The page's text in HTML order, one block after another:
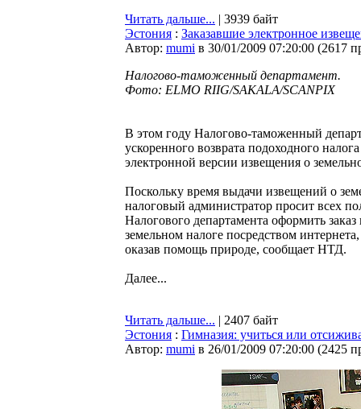
Читать дальше... | 3939 байт
Эстония : Заказавшие электронное
Автор: mumi в 30/01/2009 07:20:00 (2617
Налогово-таможенный департамент.
Фото: ELMO RIIG/SAKALA/SCANPIX
В этом году Налогово-таможенный
ускоренного возврата подоходного
электронной версии извещения о
Поскольку время выдачи извещений о
налоговый администратор просит всех
Налогового департамента оформить
земельном налоге посредством
оказав помощь природе, сообщает НТД.
Далее...
Читать дальше... | 2407 байт
Эстония : Гимназия: учиться или
Автор: mumi в 26/01/2009 07:20:00 (2425